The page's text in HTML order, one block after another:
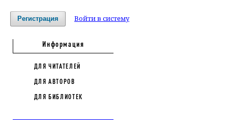
Регистрация Войти в систему
Информация
ДЛЯ ЧИТАТЕЛЕЙ
ДЛЯ АВТОРОВ
ДЛЯ БИБЛИОТЕК